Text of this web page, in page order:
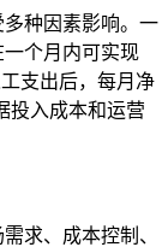
种因素影响。一
个月内可实现
支出后，每月净
投入成本和运营
求、成本控制、